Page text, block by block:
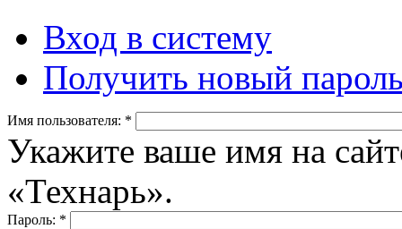
Вход в систему
Получить новый
Имя пользователя: *
Укажите ваше имя на
«Технарь».
Пароль: *